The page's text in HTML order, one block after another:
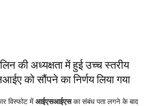
की अध्यक्षता में हुई उच्च स्तरीय
को सौंपने का निर्णय लिया गया
विस्फोट में आईएसआईएसका संबंध पता लगने के बाद